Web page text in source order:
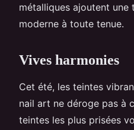
métalliques ajoutent une
moderne à toute tenue.
Vives harmonies
Cet été, les teintes
nail art ne déroge pas à
teintes les plus prisées